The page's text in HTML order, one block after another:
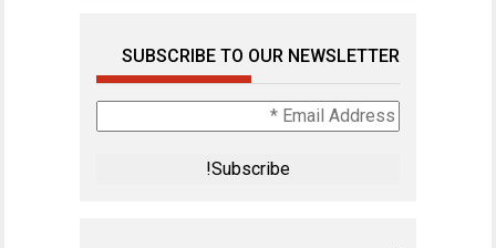
SUBSCRIBE TO OUR NEWSLETTER
Email
Address